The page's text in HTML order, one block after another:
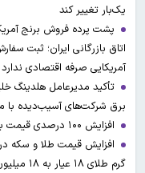
یک‌بار تغییر کند
پشت پرده فروش برنج
اتاق بازرگانی ایران؛ ثبت
آمریکایی صرفه اقتصادی ندارد
تأکید مدیرعامل هلدینگ
برق شرکت‌های آسیب‌دیده با
افزایش ۱۰۰ درصدی قیمت بنزین با موافقت سران قوا
گرم طلای ۱۸ عیار به ۱۸ میلیون و ۳۱۸ هزار و ۱۰۰ تومان رسید